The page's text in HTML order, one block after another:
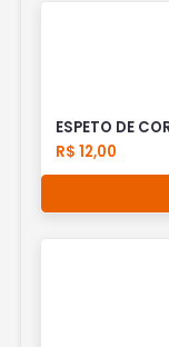
ESPETO DE
R$ 12,00